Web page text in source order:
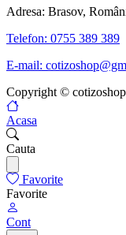
Adresa: Brasov,
Telefon: 0755 389 389
E-mail:
Copyright ©
Acasa
Cauta
Favorite
Favorite
Cont